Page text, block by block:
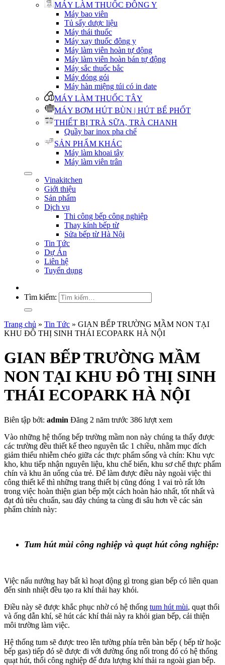
MÁY LÀM THUỐC ĐÔNG Y
Máy bao viên
Tủ sấy dược liệu
Máy thái thuốc
Máy xay thuốc đông y
Máy làm viên hoàn tự động
Máy làm viên hoàn bán tự động
Máy sắc thuốc bắc
Máy đóng gói
Máy hàn miệng túi có in date
MÁY LÀM THUỐC TÂY
MÁY BƠM HÚT BÙN | HÚT BỂ PHỐT
THIẾT BỊ TRÀ SỮA, TRÀ CHANH
Quầy bar inox pha chế
SẢN PHẨM KHÁC
Máy làm khoai tây
Máy làm viên trân
Vinakitchen
Giới thiệu
Sản phẩm
Dịch vụ
Thi công bếp công nghiệp
Thay kính bếp từ
Sửa bếp từ Hà Nội
Tin Tức
Dự Án
Liên hệ
Tuyển dụng
Tìm kiếm:
Trang chủ » Tin Tức » GIAN BẾP TRƯỜNG MẦM NON TẠI
KHU ĐÔ THỊ SINH THÁI ECOPARK HÀ NỘI
GIAN BẾP TRƯỜNG MẦM
NON TẠI KHU ĐÔ THỊ SINH
THÁI ECOPARK HÀ NỘI
Biên tập bởi: admin Đăng 2 năm trước 386 lượt xem
Vào những hệ thống bếp trường mầm non này chúng ta thấy được
các trường đều thiết kế theo nguyên tắc 1 chiều, nhằm mục đích
giảm thiểu nhiễm chéo giữa các thực phẩm sống và chín: Khu vực
kho, khu tiếp nhận nguyên liệu, khu chế biến, khu sơ chế thực phẩm
chín và khu ăn uống của trẻ. Để làm được điều này ngoài việc thi
công thiết kế thì những trang thiết bị cũng đóng 1 vai trò rất lớn
trong việc hoàn thiện gian bếp một cách hoàn hảo nhất, tốt nhất và
đạt đủ tiêu chuẩn, sau đây chúng ta cùng đi sâu hơn về các sản
phẩm chính này:
Tum hút mùi công nghiệp và quạt hút công nghiệp:
Việc nấu nướng hay bất kì hoạt động gì trong gian bếp có liên quan
đến sinh nhiệt đều tạo ra khí thải hay khói.
Điều này sẽ được khắc phục nhờ có hệ thống tum hút mùi, quạt thổi
và ống dẫn khí, sẽ hút các khí thải này ra khỏi gian bếp, cải thiện
môi trường làm việc.
Hệ thống tum sẽ được treo lên tường phía trên bàn bếp ( bếp từ hoặc
bếp gas) tiếp đó sẽ được đi với đường ống nối trong đó có hệ thống
quạt hút, thổi công nghiệp để đưa lượng khí thải ra ngoài gian bếp.